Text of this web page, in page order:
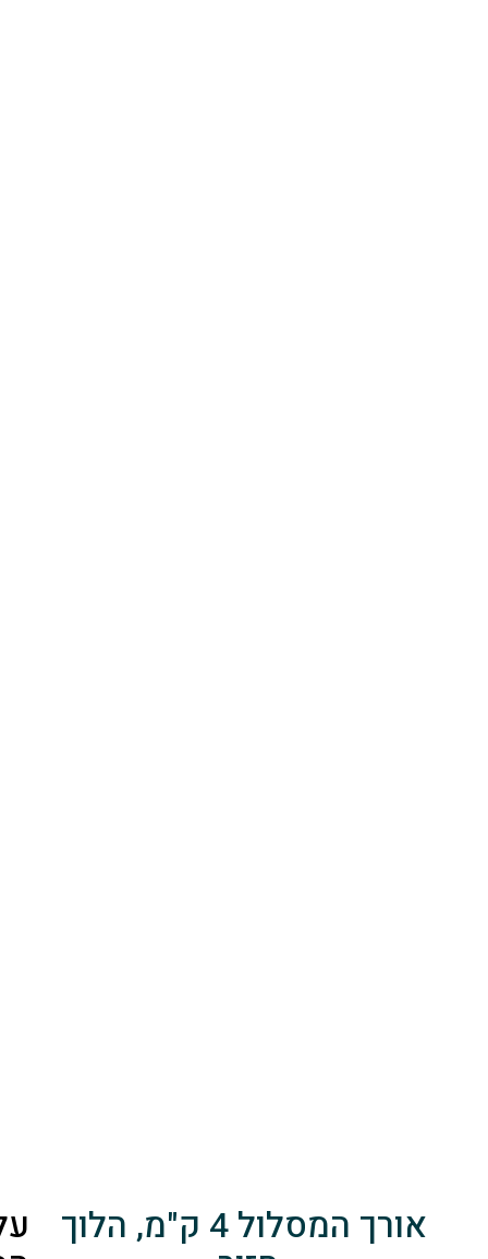
אורך המסלול 4 ק"מ, הלוך על